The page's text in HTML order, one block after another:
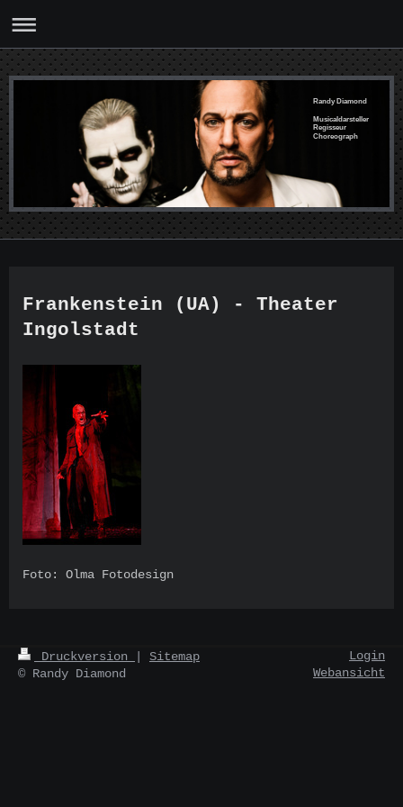
Randy Diamond
Musicaldarsteller
Regisseur
Choreograph
Frankenstein (UA) - Theater
Ingolstadt
Foto: Olma Fotodesign
Druckversion
Sitemap
© Randy Diamond
Login
Webansicht